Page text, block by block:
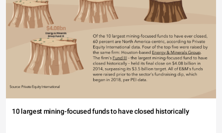
10 largest mining-focused funds to have closed historically